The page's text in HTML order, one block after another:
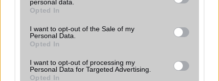
grant or deny consent to Google and its third-party tags to
use your data for below specified purposes in below Google
consent section.
personal data.
Opted In
I want to opt-out of the Sale of my
Personal Data.
Opted In
I want to opt-out of processing my
Personal Data for Targeted Advertising.
Opted In
2025.05.08
bemutatott egy prototípus készüléket, amely elképesztő 10 000 mAh
kapacitású akkumulátorral és 320 wattos gyorstöltéssel rendelkezik.
8.000 mAh-s akkumulátor egy
középkategóriás telefonban? Igen,